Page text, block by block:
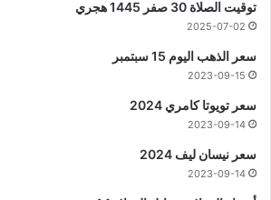
توقيت الصلاة 30 صفر 1445 هجري
2025-07-02
سعر الذهب اليوم 15 سبتمبر
2023-09-15
سعر تويوتا كامري 2024
2023-09-14
سعر نيسان ليف 2024
2023-09-14